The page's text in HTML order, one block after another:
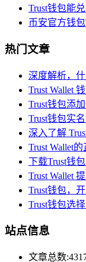
Trust钱包能
币安官方钱
热门文章
深度解析，
Trust Wallet
Trust钱包添
Trust钱包实
深入了解
Trust Wallet
下载Trust钱
Trust Wallet
Trust钱包，
Trust钱包选
站点信息
文章总数